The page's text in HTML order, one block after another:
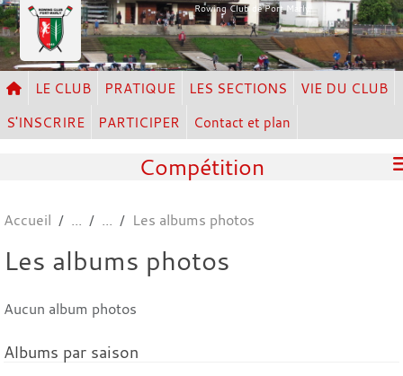
Rowing Club de Port Marly
LE CLUB PRATIQUE LES SECTIONS
VIE DU CLUB
S'INSCRIRE
PARTICIPER Contact et plan
Compétition
Accueil Les albums photos
Les albums photos
Aucun album photos
Albums par saison
Panneau de gestion des cookies